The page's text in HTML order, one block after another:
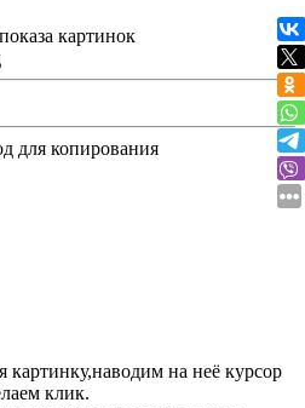
картинок
для копирования
на неё курсор
клик.